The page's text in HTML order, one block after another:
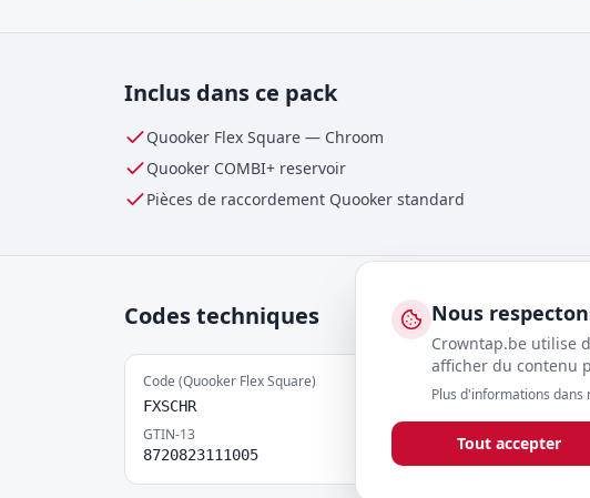
Inclus dans ce pack
Quooker Flex Square — Chroom
Quooker COMBI+ reservoir
Pièces de raccordement Quooker standard
Codes techniques
Code (Quooker Flex Square)
FXSCHR
GTIN-13
8720823111005
Nous
Crowntap.be utilise
afficher du contenu
Plus d'informations dans
Tout accepter